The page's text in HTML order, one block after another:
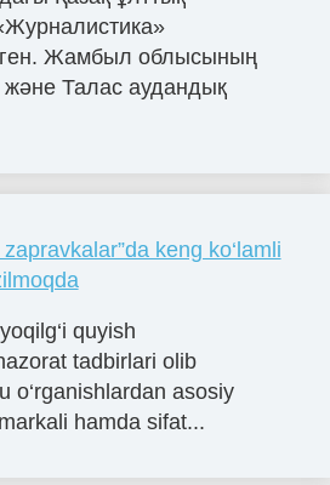
Жамбыл облысының
Талас аудандық
keng ko‘lamli
quyish
tadbirlari olib
o‘rganishlardan asosiy
hamda sifat...